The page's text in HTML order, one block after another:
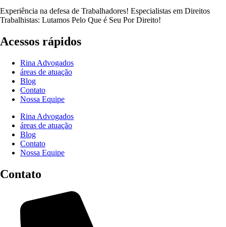
Experiência na defesa de Trabalhadores! Especialistas em Direitos
Trabalhistas: Lutamos Pelo Que é Seu Por Direito!
Acessos rápidos
Rina Advogados
áreas de atuação
Blog
Contato
Nossa Equipe
Rina Advogados
áreas de atuação
Blog
Contato
Nossa Equipe
Contato